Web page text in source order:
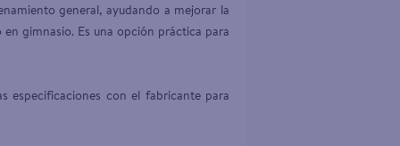
general, ayudando a mejorar la
gimnasio. Es una opción práctica para
especificaciones con el fabricante para